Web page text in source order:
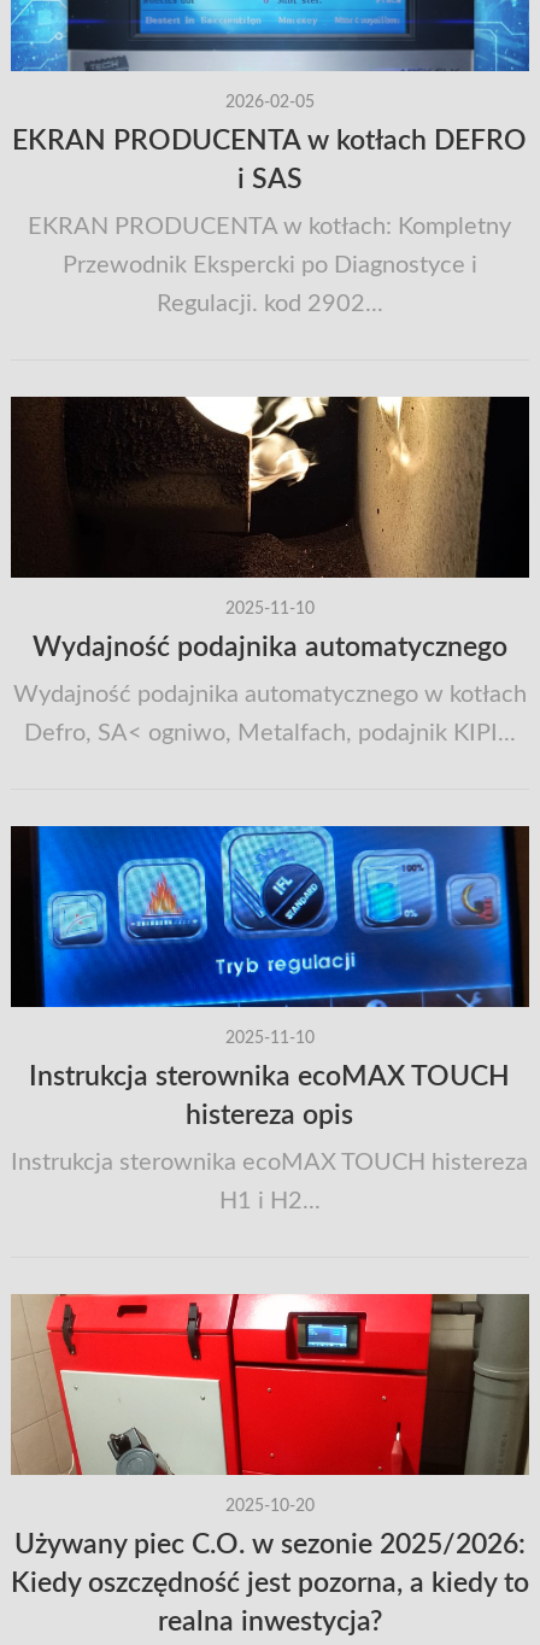
2026-02-05
EKRAN PRODUCENTA w kotłach DEFRO
i SAS
EKRAN PRODUCENTA w kotłach: Kompletny
Przewodnik Ekspercki po Diagnostyce i
Regulacji. kod 2902...
2025-11-10
Wydajność podajnika automatycznego
Wydajność podajnika automatycznego w kotłach
Defro, SA< ogniwo, Metalfach, podajnik KIPI...
2025-11-10
Instrukcja sterownika ecoMAX TOUCH
histereza opis
Instrukcja sterownika ecoMAX TOUCH histereza
H1 i H2...
2025-10-20
Używany piec C.O. w sezonie 2025/2026:
Kiedy oszczędność jest pozorna, a kiedy to
realna inwestycja?